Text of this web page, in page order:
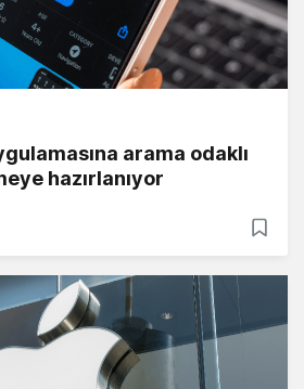
arama odaklı
hazırlanıyor